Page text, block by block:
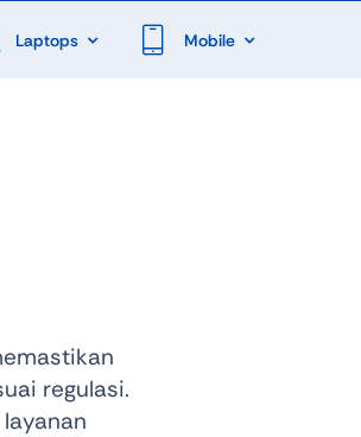
Shop Now
Laptops Mobile
regulasi.